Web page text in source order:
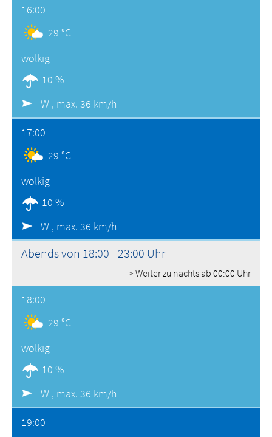
16:00
29 °C
wolkig
10 %
W , max. 36 km/h
17:00
29 °C
wolkig
10 %
W , max. 36 km/h
Abends von 18:00 - 23:00 Uhr
> Weiter zu nachts ab 00:00 Uhr
18:00
29 °C
wolkig
10 %
W , max. 36 km/h
19:00